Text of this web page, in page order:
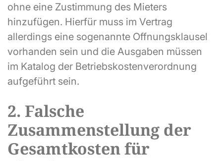
ohne eine Zustimmung des Mieters
hinzufügen. Hierfür muss im Vertrag
allerdings eine sogenannte Offnungsklausel
vorhanden sein und die Ausgaben müssen
im Katalog der Betriebskostenverordnung
aufgeführt sein.
2. Falsche
Zusammenstellung der
Gesamtkosten für